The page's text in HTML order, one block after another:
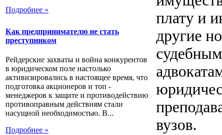
Подробнее »
Как предпринимателю не стать
преступником
Рейдерские захваты и война конкурентов
в юридическом поле настолько
активизировались в настоящее время, что
подготовка акционеров и топ -
менеджеров к защите и противодействию
противоправным действиям стали
насущной необходимостью. В...
Подробнее »
плату и
другие
вузов.